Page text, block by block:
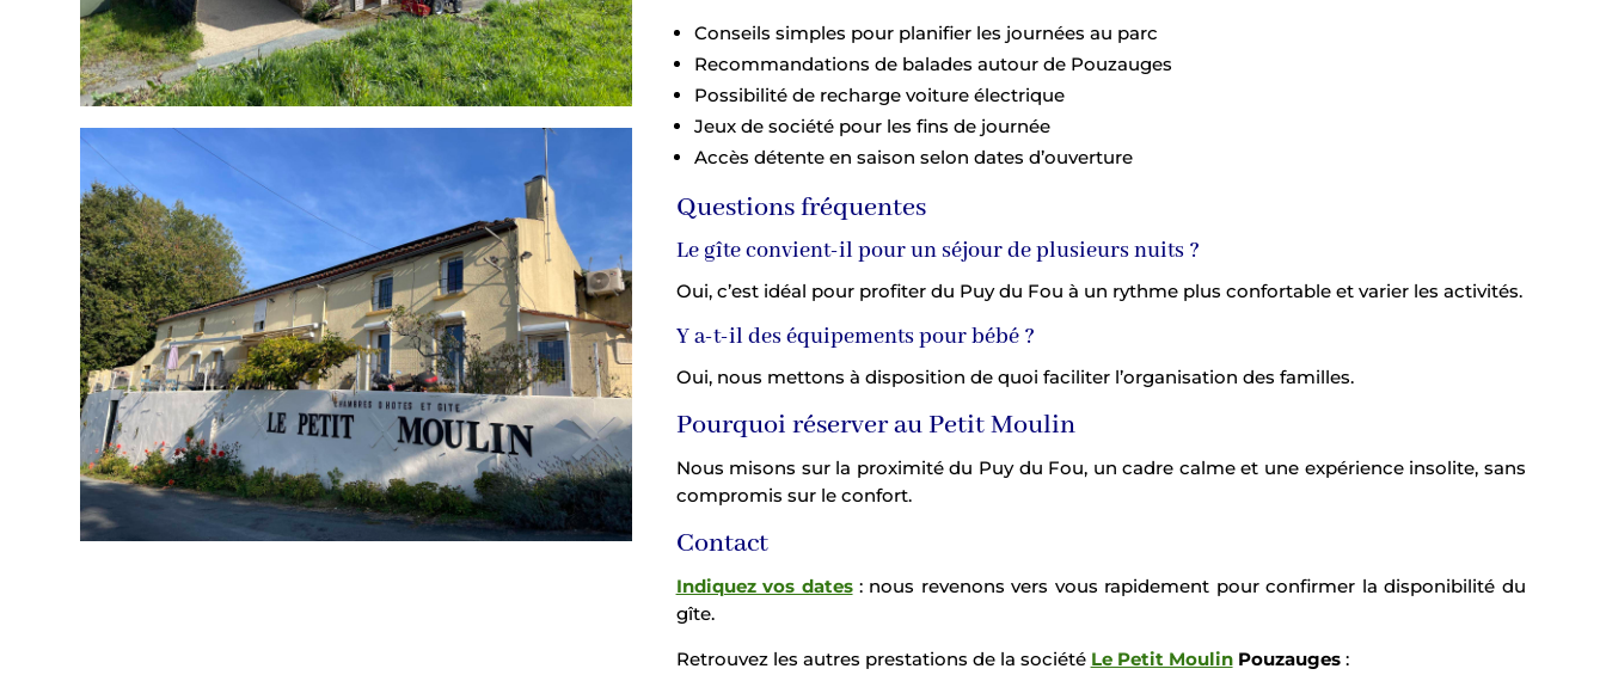
Conseils simples pour planifier les journées au parc
Recommandations de balades autour de Pouzauges
Possibilité de recharge voiture électrique
Jeux de société pour les fins de journée
Accès détente en saison selon dates d’ouverture
Questions fréquentes
Le gîte convient-il pour un séjour de plusieurs nuits ?
Oui, c’est idéal pour profiter du Puy du Fou à un rythme plus confortable et varier les activités.
Y a-t-il des équipements pour bébé ?
Oui, nous mettons à disposition de quoi faciliter l’organisation des familles.
Pourquoi réserver au Petit Moulin
Nous misons sur la proximité du Puy du Fou, un cadre calme et une expérience insolite, sans
compromis sur le confort.
Contact
Indiquez vos dates: nous revenons vers vous rapidement pour confirmer la disponibilité du
gîte.
Retrouvez les autres prestations de la société Le Petit MoulinPouzauges: